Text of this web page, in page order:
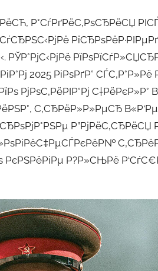
Р°СѓРґРёС‚РѕСЂРёСЏ
2025 РіРѕРґР°
РјРѕС‚РёРІР°Рј С†РёРєР»Р°
С‚СЂРёР»Р»РµСЂ
Р”РјРёС‚СЂРёСЏ
Р?Р»СЊРё